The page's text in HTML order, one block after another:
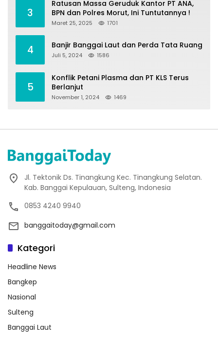
3
Ratusan Massa Geruduk Kantor PT ANA,
BPN dan Polres Morut, Ini Tuntutannya !
Maret 25, 2025 1701
4 Banjir Banggai Laut dan Perda Tata Ruang
Juli 5, 2024 1586
5
Konflik Petani Plasma dan PT KLS Terus
Berlanjut
November 1, 2024 1469
Jl. Tektonik Ds. Tinangkung Kec. Tinangkung Selatan.
Kab. Banggai Kepulauan, Sulteng, Indonesia
0853 4240 9940
banggaitoday@gmail.com
Kategori
Headline News
Bangkep
Nasional
Sulteng
Banggai Laut